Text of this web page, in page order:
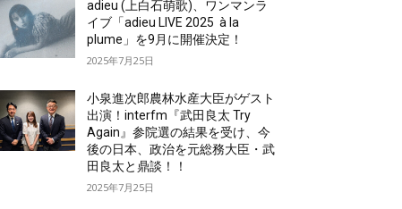
adieu (上白石萌歌)、ワンマンラ
イブ「adieu LIVE 2025 à la
plume」を9月に開催決定！
2025年7月25日
小泉進次郎農林水産大臣がゲスト
出演！interfm『武田良太 Try
Again』参院選の結果を受け、今
後の日本、政治を元総務大臣・武
田良太と鼎談！！
2025年7月25日